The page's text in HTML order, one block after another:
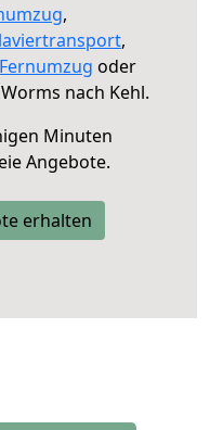
,
,
Fernumzug oder
nach Kehl.
Minuten
Angebote.
erhalten